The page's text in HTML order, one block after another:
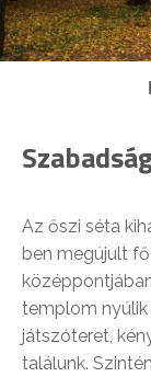
Az őszi séta
ben megújult
templom nyúlik
játszóteret,
találunk.